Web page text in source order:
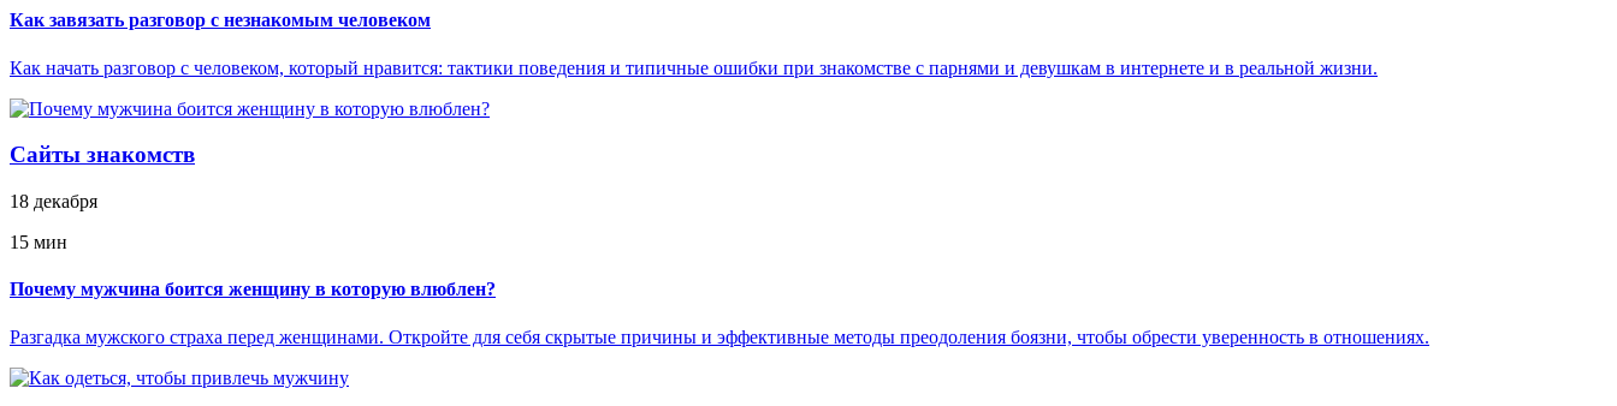
Как завязать разговор с незнакомым человеком
Как начать разговор с человеком, который нравится: тактики поведения и типичные ошибки при знакомстве с парнями и девушкам в интернете и в реальной жизни.
Сайты знакомств
18 декабря
15 мин
Почему мужчина боится женщину в которую влюблен?
Разгадка мужского страха перед женщинами. Откройте для себя скрытые причины и эффективные методы преодоления боязни, чтобы обрести уверенность в отношениях.